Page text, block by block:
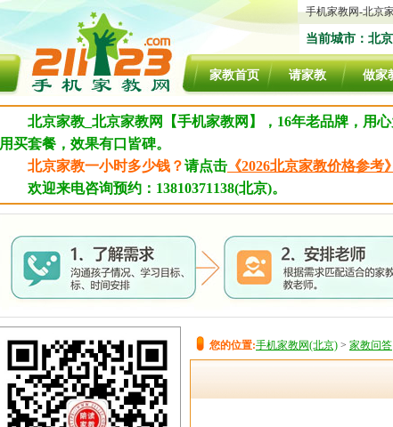
手机家教网-北京
当前城市：北京
家教首页 请家教 做家
北京家教_北京家教网【手机家教网】，16年老品牌，用
用买套餐，效果有口皆碑。
北京家教一小时多少钱？请点击 《2026北京家教价格参考》
欢迎来电咨询预约：13810371138(北京)。
您的位置:手机家教网(北京) > 家教问答